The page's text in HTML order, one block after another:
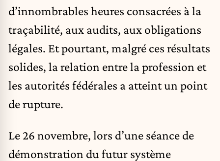
d’innombrables heures consacrées à la
traçabilité, aux audits, aux obligations
légales. Et pourtant, malgré ces résultats
solides, la relation entre la profession et
les autorités fédérales a atteint un point
de rupture.
Le 26 novembre, lors d’une séance de
démonstration du futur système